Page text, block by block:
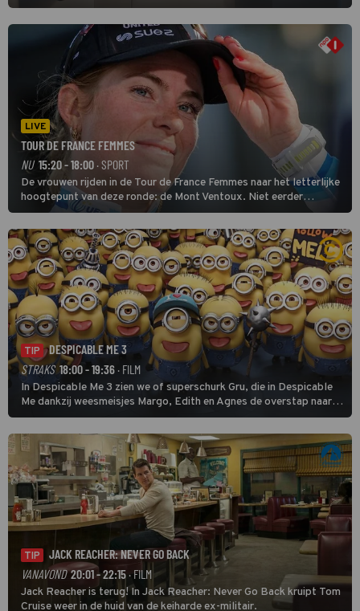
LIVE
TOUR DE FRANCE FEMMES
NU 15:20 - 18:00 · SPORT
De vrouwen rijden in de Tour de France Femmes naar het letterlijke
hoogtepunt van deze ronde: de Mont Ventoux. Niet eerder
finishten de vrouwen voor deze koers op deze kale col uit de
buitencategorie. De aanloop naar de slotklim is vlak.
TIP
DESPICABLE ME 3
STRAKS 18:00 - 19:36· FILM
In Despicable Me 3 zien we of superschurk Gru, die in Despicable
Me dankzij weesmeisjes Margo, Edith en Agnes de overstap naar
het rechte pad maakte, ook op dat pad weet te blijven.
TIP
JACK REACHER: NEVER GO BACK
VANAVOND 20:01 - 22:15· FILM
Jack Reacher is terug! In Jack Reacher: Never Go Back kruipt Tom
Cruise weer in de huid van de keiharde ex-militair.